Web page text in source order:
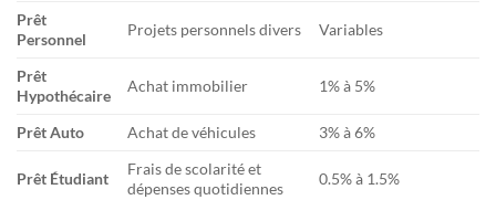
Prêt
Personnel
Projets personnels divers Variables
Prêt
Hypothécaire
Achat immobilier 1% à 5%
Prêt Auto Achat de véhicules 3% à 6%
Prêt Étudiant
Frais de scolarité et
dépenses quotidiennes
0.5% à 1.5%